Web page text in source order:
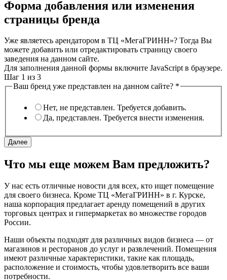
Форма добавления или изменения
страницы бренда
Уже являетесь арендатором в ТЦ «МегаГРИНН»? Тогда Вы
можете добавить или отредактировать страницу своего
заведения на данном сайте.
Для заполнения данной формы включите JavaScript в браузере.
Шаг 1 из 3
Ваш бренд уже представлен на данном сайте? *
Нет, не представлен. Требуется добавить.
Да, представлен. Требуется внести изменения.
Далее
Что мы еще можем Вам предложить?
У нас есть отличные новости для всех, кто ищет помещение
для своего бизнеса. Кроме ТЦ «МегаГРИНН» в г. Курске,
наша корпорация предлагает аренду помещений в других
торговых центрах и гипермаркетах во множестве городов
России.
Наши объекты подходят для различных видов бизнеса — от
магазинов и ресторанов до услуг и развлечений. Помещения
имеют различные характеристики, такие как площадь,
расположение и стоимость, чтобы удовлетворить все ваши
потребности.